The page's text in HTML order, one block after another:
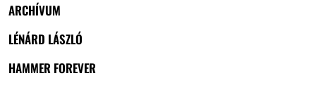
ARCHÍVUM
LÉNÁRD LÁSZLÓ
HAMMER FOREVER